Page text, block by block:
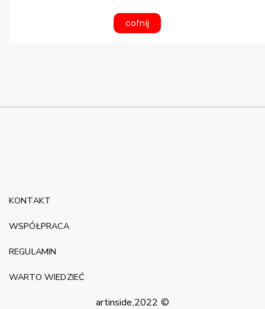
cofnij
artinside,2022 ©
KONTAKT
WSPÓŁPRACA
REGULAMIN
WARTO WIEDZIEĆ